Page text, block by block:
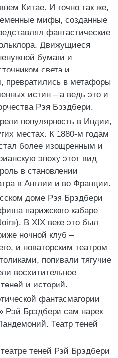
Китае. И точно так же,
мифы, созданные
фантастические
Движущиеся
бумаги и
света и
превратились в метафоры
истин – а ведь это и
Рэя Брэдбери.
популярность в Индии,
местах. К 1880-м годам
более изощренным и
эпоху этот вид
в становлении
в Англии и во Франции.
доме Рэя Брэдбери
парижского кабаре
В XIX веке это был
ночной клуб –
и новаторским театром
попивали тягучие
восхитительное
и историй.
фантасмагории
Рэй Брэдбери сам нарек
Театр теней
теней Рэй Брэдбери